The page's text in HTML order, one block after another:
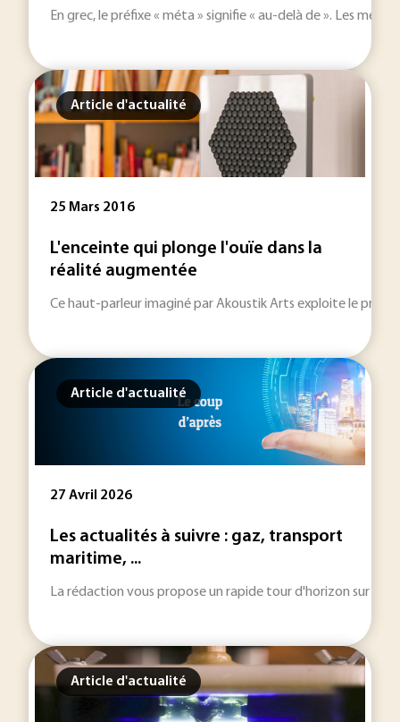
En grec, le préfixe « méta » signifie « au-delà de ». Les
Article d'actualité
25 Mars 2016
L'enceinte qui plonge l'ouïe dans la
réalité augmentée
Ce haut-parleur imaginé par Akoustik Arts exploite le
Article d'actualité
27 Avril 2026
Les actualités à suivre : gaz, transport
maritime, ...
La rédaction vous propose un rapide tour d'horizon sur les
Article d'actualité